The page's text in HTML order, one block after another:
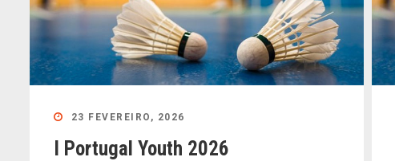
23 FEVEREIRO, 2026
I Portugal Youth 2026